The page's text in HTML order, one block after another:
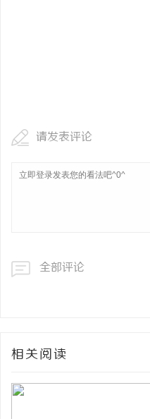
请发表评论
全部评论
相关阅读